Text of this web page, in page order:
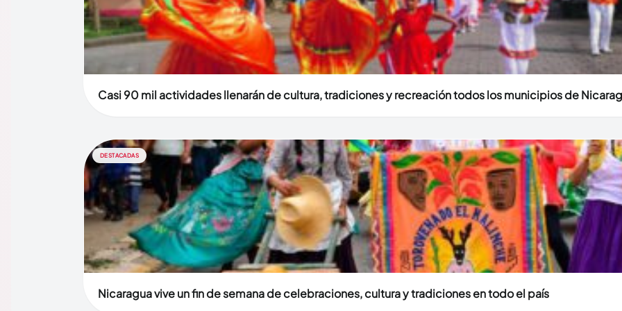
Casi 90 mil actividades llenarán de cultura, tradiciones y recreación todos los municipios de
DESTACADAS
Nicaragua vive un fin de semana de celebraciones, cultura y tradiciones en todo el país